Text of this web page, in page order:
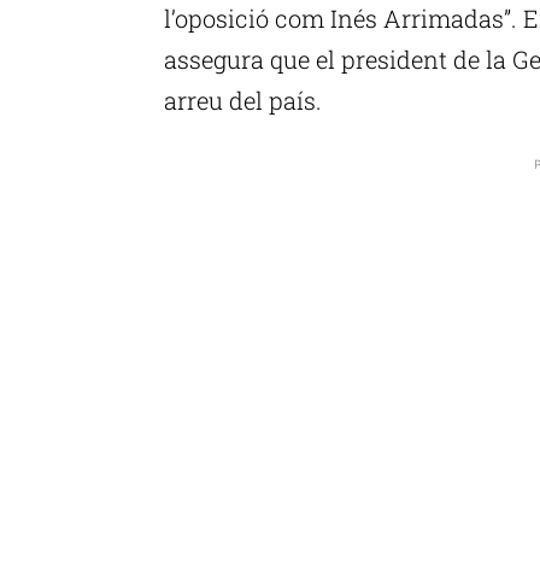
l’oposició com Inés Arrimadas”.
assegura que el president de la
arreu del país.